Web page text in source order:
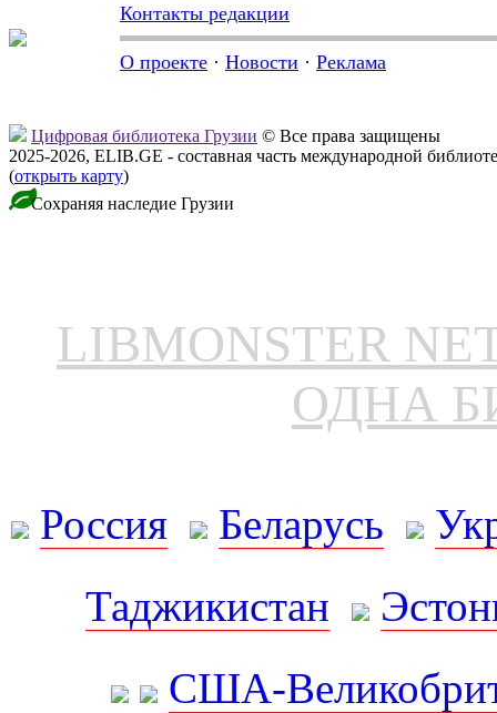
Контакты редакции
О проекте · Новости · Реклама
Цифровая библиотека Грузии © Все права защищены
2025-2026, ELIB.GE - составная часть международной
(открыть карту)
Сохраняя наследие Грузии
LIBMONSTER
ОДНА
Россия Беларусь
Таджикистан
США-